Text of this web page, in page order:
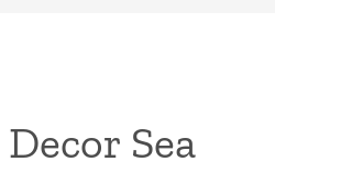
Sea